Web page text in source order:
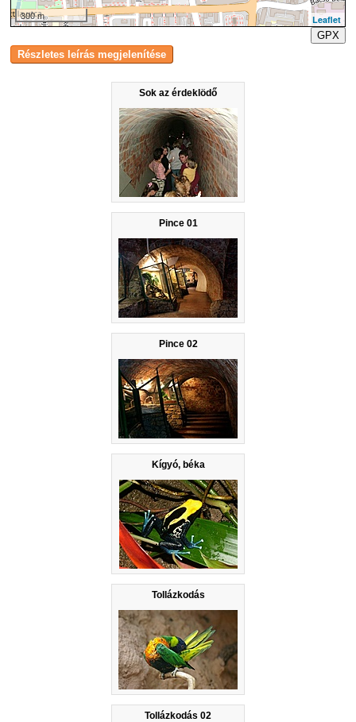
Sok az érdeklödő
Pince 01
Pince 02
Kígyó, béka
Tollázkodás
Tollázkodás 02
300 m
Leaflet
GPX